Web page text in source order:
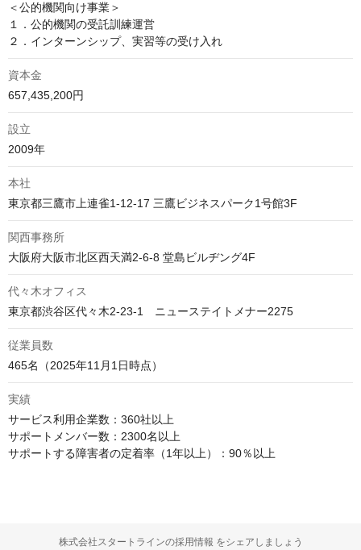
＜公的機関向け事業＞
１．公的機関の受託訓練運営
２．インターンシップ、実習等の受け入れ
資本金
657,435,200円
設立
2009年
本社
東京都三鷹市上連雀1-12-17 三鷹ビジネスパーク1号館3F
関西事務所
大阪府大阪市北区西天満2-6-8 堂島ビルヂング4F
代々木オフィス
東京都渋谷区代々木2-23-1　ニューステイトメナー2275
従業員数
465名（2025年11月1日時点）
実績
サービス利用企業数：360社以上
サポートメンバー数：2300名以上
サポートする障害者の定着率（1年以上）：90％以上
株式会社スタートラインの採用情報 をシェアしましょう